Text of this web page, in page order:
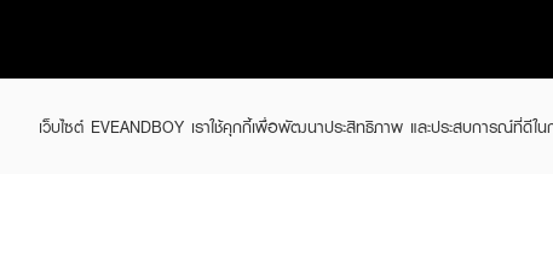
เว็บไซต์ EVEANDBOY เราใช้คุกกี้เพื่อพัฒนาประสิทธิภาพ และประสบการณ์ที่ดีใ
ABOUT EVEANDBOY